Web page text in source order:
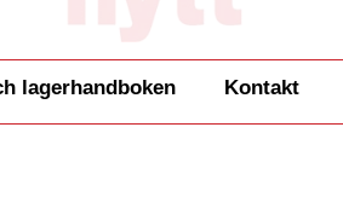
lagerhandboken Kontakt